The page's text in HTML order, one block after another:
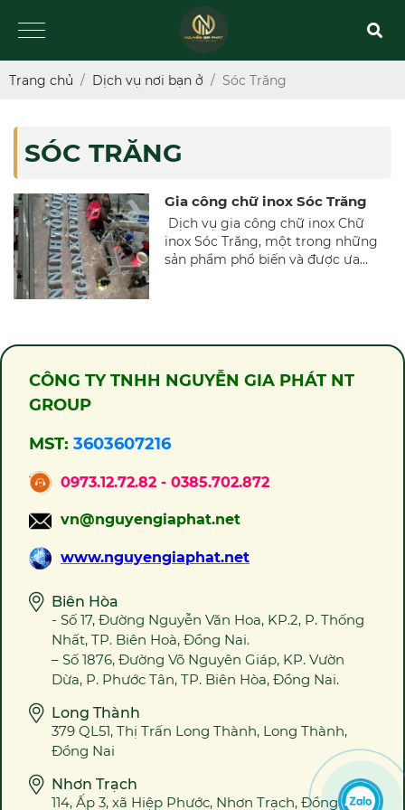
Trang chủ Dịch vụ nơi bạn ở Sóc Trăng
SÓC TRĂNG
Gia công chữ inox Sóc Trăng
Dịch vụ gia công chữ inox Chữ
inox Sóc Trăng, một trong những
sản phẩm phổ biến và được ưa
không chỉ mang lại hiệu quả quảng
cáo vượt trội mà còn góp phần
nâng cao giá trị thẩm mỹ cho các
CÔNG TY TNHH NGUYỄN GIA PHÁT NT
GROUP
MST: 3603607216
0973.12.72.82 - 0385.702.872
vn@nguyengiaphat.net
www.nguyengiaphat.net
Biên Hòa
- Số 17, Đường Nguyễn Văn Hoa, KP.2, P. Thống
Nhất, TP. Biên Hoà, Đồng Nai.
– Số 1876, Đường Võ Nguyên Giáp, KP. Vườn
Dừa, P. Phước Tân, TP. Biên Hòa, Đồng Nai.
Long Thành
379 QL51, Thị Trấn Long Thành, Long Thành,
Đồng Nai
Nhơn Trạch
114, Ấp 3, xã Hiệp Phước, Nhơn Trạch, Đồng Nai